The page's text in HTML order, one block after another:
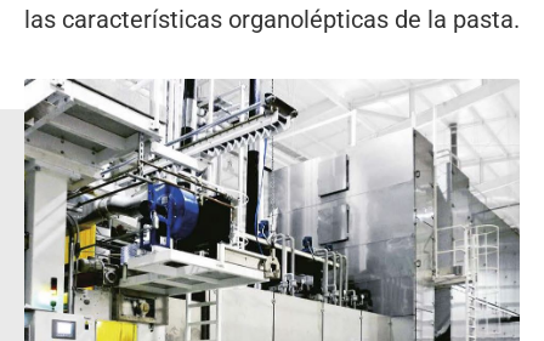
las características organolépticas de la pasta.